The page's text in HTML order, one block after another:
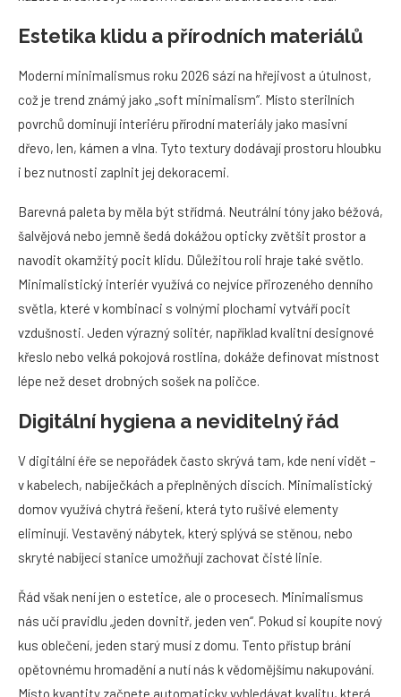
Estetika klidu a přírodních materiálů
Moderní minimalismus roku 2026 sází na hřejivost a útulnost,
což je trend známý jako „soft minimalism“. Místo sterilních
povrchů dominují interiéru přírodní materiály jako masivní
dřevo, len, kámen a vlna. Tyto textury dodávají prostoru hloubku
i bez nutnosti zaplnit jej dekoracemi.
Barevná paleta by měla být střídmá. Neutrální tóny jako béžová,
šalvějová nebo jemně šedá dokážou opticky zvětšit prostor a
navodit okamžitý pocit klidu. Důležitou roli hraje také světlo.
Minimalistický interiér využívá co nejvíce přirozeného denního
světla, které v kombinaci s volnými plochami vytváří pocit
vzdušnosti. Jeden výrazný solitér, například kvalitní designové
křeslo nebo velká pokojová rostlina, dokáže definovat místnost
lépe než deset drobných sošek na poličce.
Digitální hygiena a neviditelný řád
V digitální éře se nepořádek často skrývá tam, kde není vidět –
v kabelech, nabíječkách a přeplněných discích. Minimalistický
domov využívá chytrá řešení, která tyto rušivé elementy
eliminují. Vestavěný nábytek, který splývá se stěnou, nebo
skryté nabíjecí stanice umožňují zachovat čisté linie.
Řád však není jen o estetice, ale o procesech. Minimalismus
nás učí pravidlu „jeden dovnitř, jeden ven“. Pokud si koupíte nový
kus oblečení, jeden starý musí z domu. Tento přístup brání
opětovnému hromadění a nutí nás k vědomějšímu nakupování.
Místo kvantity začnete automaticky vyhledávat kvalitu, která